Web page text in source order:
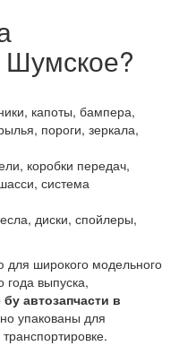
Шумское?
капоты, бампера,
пороги, зеркала,
коробки передач,
система
диски, спойлеры,
для широкого модельного
года выпуска,
бу автозапчасти в
упакованы для